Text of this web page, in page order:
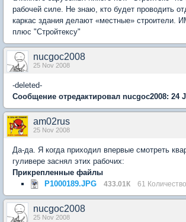
рабочей силе. Не знаю, кто будет проводить
каркас здания делают «местные» строители.
плюс "Стройтексу"
nucgoc2008
25 Nov 2008
-deleted-
Сообщение отредактировал nucgoc2008: 24
am02rus
25 Nov 2008
Да-да. Я когда приходил впервые смотреть
гуливере заснял этих рабочих:
Прикрепленные файлы
P1000189.JPG
433.01К 61
nucgoc2008
25 Nov 2008